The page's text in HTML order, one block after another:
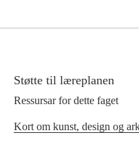
Støtte til læreplanen
Ressursar for dette faget
Kort om kunst, design og